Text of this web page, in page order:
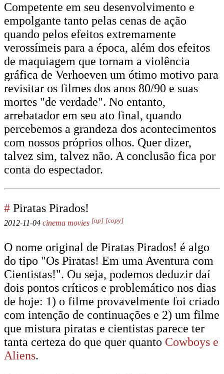
Competente em seu desenvolvimento e
empolgante tanto pelas cenas de ação
quando pelos efeitos extremamente
verossímeis para a época, além dos efeitos
de maquiagem que tornam a violência
gráfica de Verhoeven um ótimo motivo para
revisitar os filmes dos anos 80/90 e suas
mortes "de verdade". No entanto,
arrebatador em seu ato final, quando
percebemos a grandeza dos acontecimentos
com nossos próprios olhos. Quer dizer,
talvez sim, talvez não. A conclusão fica por
conta do espectador.
# Piratas Pirados!
2012-11-04 cinema movies [up] [copy]
O nome original de Piratas Pirados! é algo
do tipo "Os Piratas! Em uma Aventura com
Cientistas!". Ou seja, podemos deduzir daí
dois pontos críticos e problemático nos dias
de hoje: 1) o filme provavelmente foi criado
com intenção de continuações e 2) um filme
que mistura piratas e cientistas parece ter
tanta certeza do que quer quanto Cowboys e
Aliens.